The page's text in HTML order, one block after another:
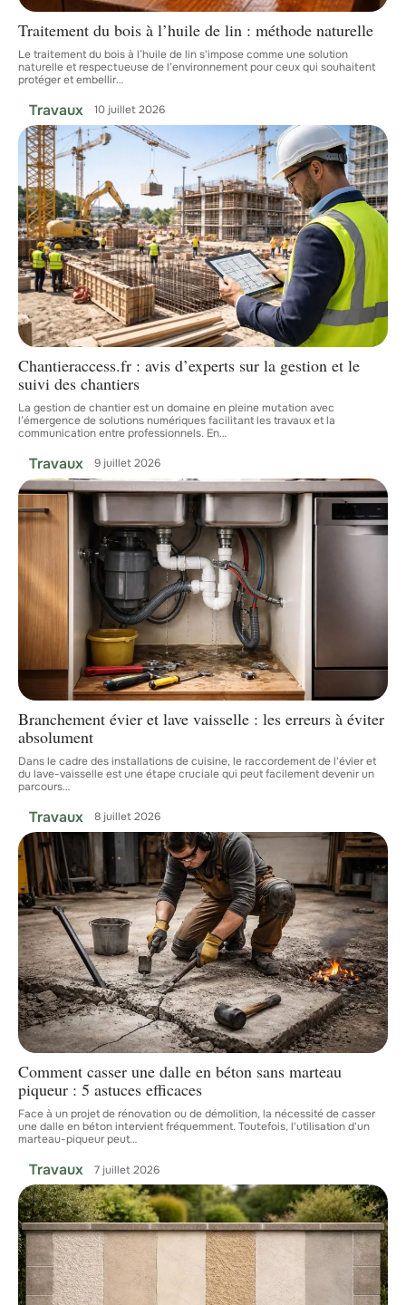
Traitement du bois à l’huile de lin : méthode naturelle
Le traitement du bois à l’huile de lin s'impose comme une solution
naturelle et respectueuse de l’environnement pour ceux qui souhaitent
protéger et embellir…
Travaux 10 juillet 2026
Chantieraccess.fr : avis d’experts sur la gestion et le
suivi des chantiers
La gestion de chantier est un domaine en pleine mutation avec
l’émergence de solutions numériques facilitant les travaux et la
communication entre professionnels. En…
Travaux 9 juillet 2026
Branchement évier et lave vaisselle : les erreurs à éviter
absolument
Dans le cadre des installations de cuisine, le raccordement de l'évier et
du lave-vaisselle est une étape cruciale qui peut facilement devenir un
parcours…
Travaux 8 juillet 2026
Comment casser une dalle en béton sans marteau
piqueur : 5 astuces efficaces
Face à un projet de rénovation ou de démolition, la nécessité de casser
une dalle en béton intervient fréquemment. Toutefois, l'utilisation d'un
marteau-piqueur peut…
Travaux 7 juillet 2026